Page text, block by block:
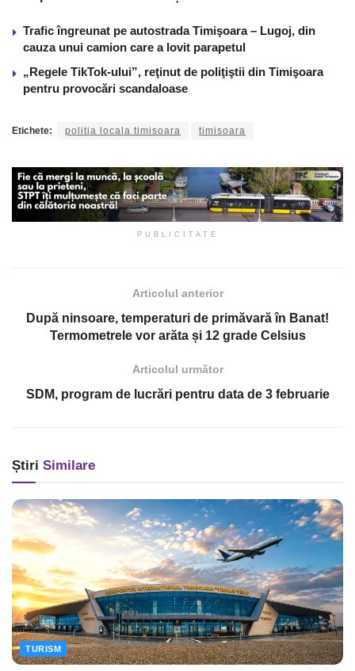
Trafic îngreunat pe autostrada Timişoara – Lugoj, din
cauza unui camion care a lovit parapetul
„Regele TikTok-ului”, reţinut de poliţiştii din Timişoara
pentru provocări scandaloase
Etichete: politia locala timisoara timisoara
PUBLICITATE
Articolul anterior
După ninsoare, temperaturi de primăvară în Banat!
Termometrele vor arăta și 12 grade Celsius
Articolul următor
SDM, program de lucrări pentru data de 3 februarie
Știri Similare
TURISM